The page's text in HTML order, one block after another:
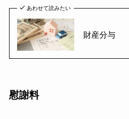
あわせて読みたい
財産分与
慰謝料